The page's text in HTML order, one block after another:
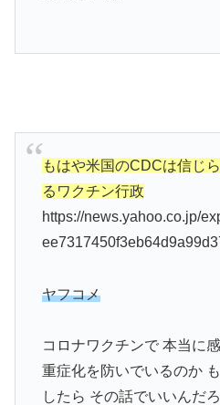
もはや米国のCDCは信じ
るワクチン行政
https://news.yahoo.co.jp/
ヤフコメ
コロナワクチンで 本当に
重症化を防いでいるのか
したら その話でいいんだ